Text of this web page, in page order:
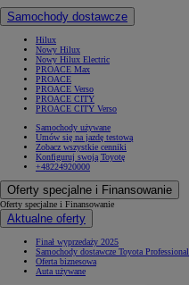
Samochody dostawcze
Hilux
Nowy Hilux
Nowy Hilux Electric
PROACE Max
PROACE
PROACE Verso
PROACE CITY
PROACE CITY Verso
Samochody używane
Umów się na jazdę testową
Zobacz wszystkie cenniki
Konfiguruj swoją Toyotę
+48224920000
Oferty specjalne i Finansowanie
Oferty specjalne i Finansowanie
Aktualne oferty
Finał wyprzedaży 2025
Samochody dostawcze Toyota Professional
Oferta biznesowa
Auta używane